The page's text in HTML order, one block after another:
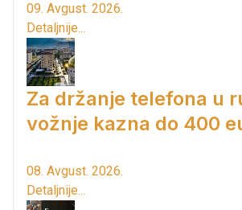
09. Avgust. 2026.
Detaljnije...
Za držanje telefona u
vožnje kazna do 400
08. Avgust. 2026.
Detaljnije...